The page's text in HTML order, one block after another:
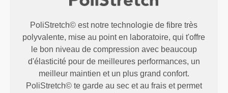
PoliStretch© est notre technologie de fibre très
polyvalente, mise au point en laboratoire, qui t'offre
le bon niveau de compression avec beaucoup
d'élasticité pour de meilleures performances, un
meilleur maintien et un plus grand confort.
PoliStretch© te garde au sec et au frais et permet